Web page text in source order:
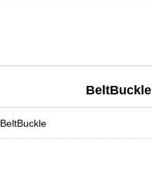
BeltBuckle
BeltBuckle